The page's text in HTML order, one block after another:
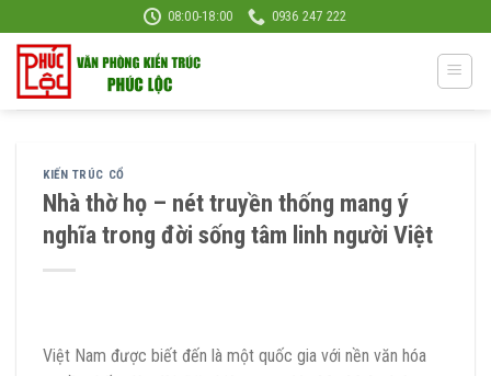
to
content
08:00-18:00 0936 247 222
KIẾN TRÚC CỔ
Nhà thờ họ – nét truyền thống mang ý
nghĩa trong đời sống tâm linh người Việt
Việt Nam được biết đến là một quốc gia với nền văn hóa